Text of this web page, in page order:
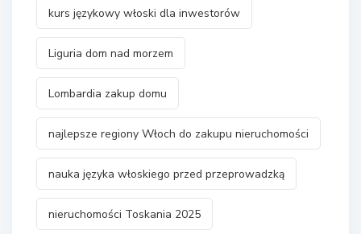
kurs językowy włoski dla inwestorów
Liguria dom nad morzem
Lombardia zakup domu
najlepsze regiony Włoch do zakupu nieruchomości
nauka języka włoskiego przed przeprowadzką
nieruchomości Toskania 2025